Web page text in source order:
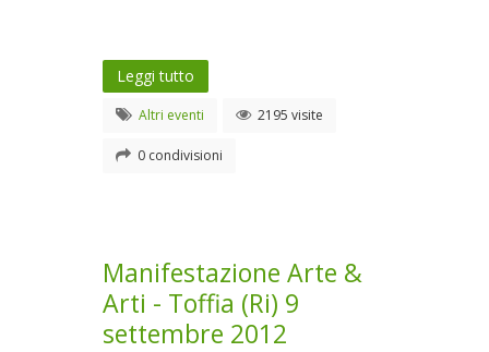
Leggi tutto
Altri eventi 2195 visite
0 condivisioni
Manifestazione Arte &
Arti - Toffia (Ri) 9
settembre 2012